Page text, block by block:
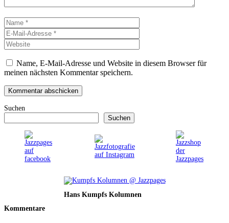
Name
Mail-
Adresse
Name, E-Mail-Adresse und Website in diesem Browser für
meinen nächsten Kommentar speichern.
Suchen
Suchen
Hans Kumpfs Kolumnen
Kommentare